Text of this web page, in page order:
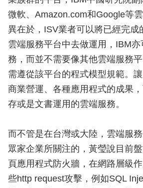
微軟、Amazon.com和Google等
異在於，ISV業者可以將已經完成
雲端服務平台中去做運用，IBM
務，而並不需要像其他雲端服務
需遵從該平台的程式模型規範。
商業營運、各種應用程式的成果
存或是文書運用的雲端服務。
而不管是在台灣或大陸，雲端服
眾家企業所關注的，黃瑩說目前
頁應用程式防火牆，在網路層級
些http request攻擊，例如SQL